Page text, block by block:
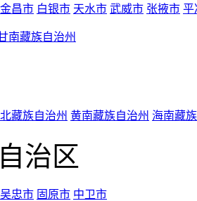
金昌市 白银市 天水市 武威市 张掖市 平
南藏族自治州
藏族自治州 黄南藏族自治州 海南藏
治区
吴忠市 固原市 中卫市